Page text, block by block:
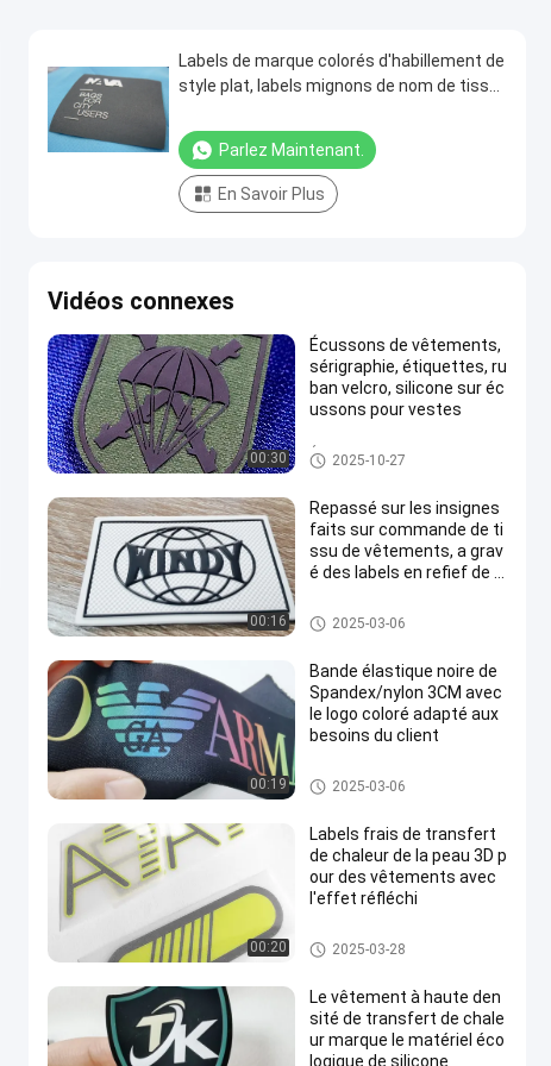
Labels de marque colorés d'habillement de
style plat, labels mignons de nom de tissu
Parlez Maintenant.
En Savoir Plus
Vidéos connexes
00:30
Écussons de vêtements,
sérigraphie, étiquettes, ru
ban velcro, silicone sur éc
ussons pour vestes
Étiquettes sérigraphiées
2025-10-27
00:16
Repassé sur les insignes
faits sur commande de ti
ssu de vêtements, a grav
é des labels en refief de T
Corrections faites sur comma
nde d'habillement
2025-03-06
00:19
Bande élastique noire de
Spandex/nylon 3CM avec
le logo coloré adapté aux
besoins du client
Tape à bande
2025-03-06
00:20
Labels frais de transfert
de chaleur de la peau 3D p
our des vêtements avec
l'effet réfléchi
Labels d'habillement de transf
ert de chaleur
2025-03-28
Le vêtement à haute den
sité de transfert de chale
ur marque le matériel éco
logique de silicone